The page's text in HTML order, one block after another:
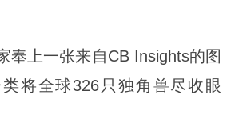
奉上一张来自CB Insights的图
将全球326只独角兽尽收眼